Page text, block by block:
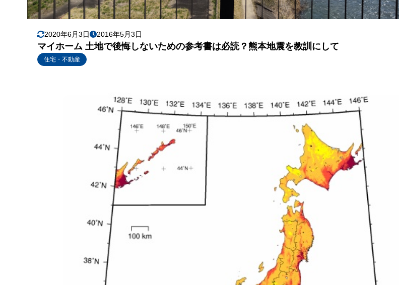
2020年6月3日 2016年5月3日
マイホーム 土地で後悔しないための参考書は必読？熊本地震を教訓にして
住宅・不動産